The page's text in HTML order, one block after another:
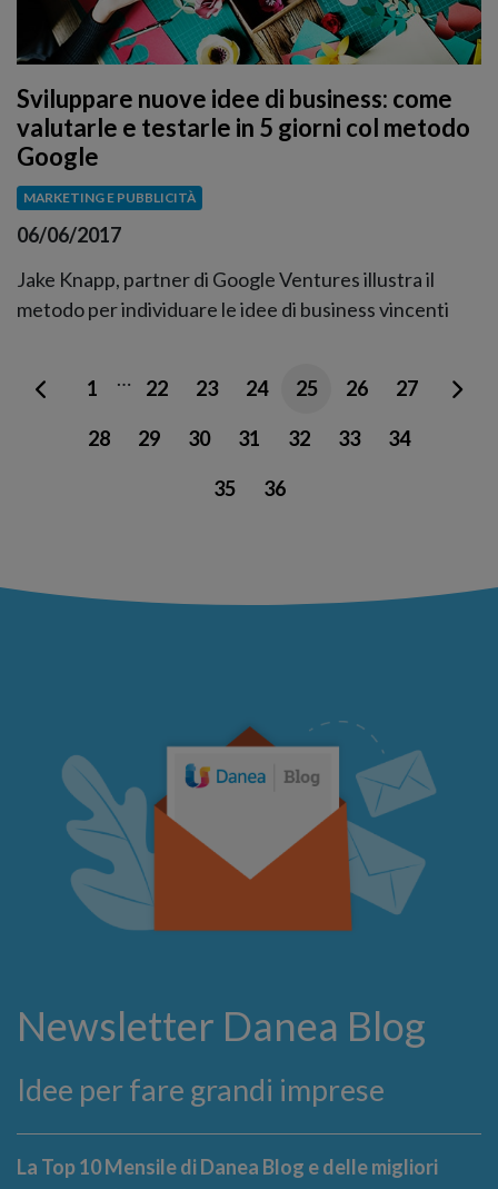
Sviluppare nuove idee di business: come
valutarle e testarle in 5 giorni col metodo
Google
MARKETING E PUBBLICITÀ
06/06/2017
Jake Knapp, partner di Google Ventures illustra il
metodo per individuare le idee di business vincenti
1 … 22 23 24 25 26 27
28 29 30 31 32 33 34
35 36
Newsletter Danea Blog
Idee per fare grandi imprese
La Top 10 Mensile di Danea Blog e delle migliori